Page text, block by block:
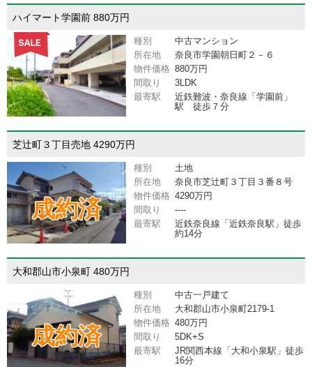
ハイマート学園前 880万円
種別
中古マンション
所在地
奈良市学園朝日町２－６
物件価格 880万円
間取り
3LDK
最寄駅
近鉄難波・奈良線「学園前」
駅 徒歩７分
芝辻町３丁目売地 4290万円
成約済
種別
土地
所在地
奈良市芝辻町３丁目３番８号
物件価格 4290万円
間取り
----
最寄駅
近鉄奈良線「近鉄奈良駅」徒歩
約14分
大和郡山市小泉町 480万円
成約済
種別
中古一戸建て
所在地
大和郡山市小泉町2179-1
物件価格 480万円
間取り
5DK+S
最寄駅
JR関西本線「大和小泉駅」徒歩
16分